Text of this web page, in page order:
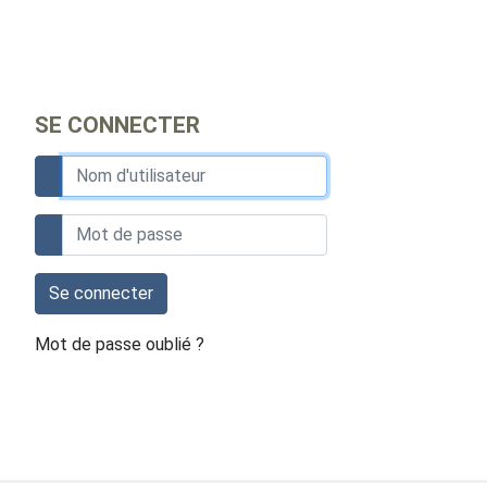
SE CONNECTER
Se connecter
Mot de passe oublié ?